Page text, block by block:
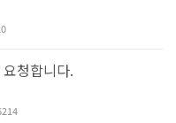
청합니다.